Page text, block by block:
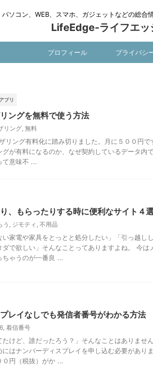
パソコン、WEB、スマホ、ガジェットなどの総合
LifeEdge-ライフエッ
プロフィール プライバシ
アプリ
ングを無料で使う方法
リング, 無料
リング有料化に踏み切りました。月に５００円で
が有料になるのか、なぜ契約しているデータ内
て意味不 ...
、もらったりする時に便利なサイト４選
う ジモティ 不用品
い家電や家具をとっとと処分したい」「引っ越し
で欲しい」そんなことってありますよね。 今は
ちゃうのが一番良 ...
レイなしでも発信者番号がわかる方法
, 着信番号
たけど、誰だったろう？」そんなことはありませ
はナンバーディスプレイを申し込む必要があり
０円（税抜）がか ...